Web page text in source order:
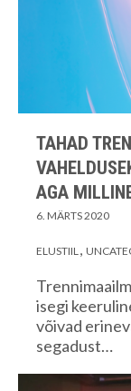
TAHAD
AGA
6. MÄRTS 2020
ELUSTIIL
isegi
võivad
segadust…